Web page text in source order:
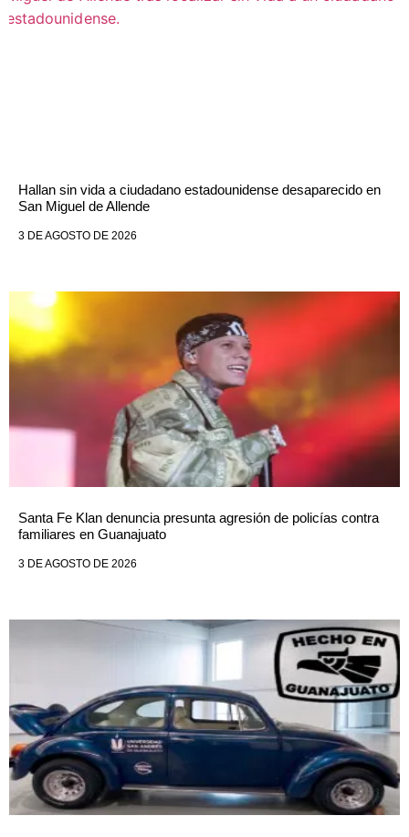
Hallan sin vida a ciudadano estadounidense desaparecido en
San Miguel de Allende
3 DE AGOSTO DE 2026
Santa Fe Klan denuncia presunta agresión de policías contra
familiares en Guanajuato
3 DE AGOSTO DE 2026